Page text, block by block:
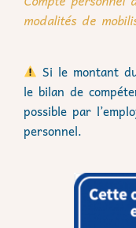
modalités de
Si le montant
le bilan de
possible par
personnel.